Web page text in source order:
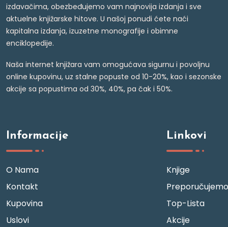
izdavačima, obezbeđujemo vam najnovija izdanja i sve
aktuelne knjižarske hitove. U našoj ponudi ćete naći
kapitalna izdanja, izuzetne monografije i obimne
enciklopedije.
Naša internet knjižara vam omogućava sigurnu i povoljnu
online kupovinu, uz stalne popuste od 10-20%, kao i sezonske
akcije sa popustima od 30%, 40%, pa čak i 50%.
Informacije
O Nama
Kontakt
Kupovina
Uslovi
Linkovi
Knjige
Preporučujemo
Top-Lista
Akcije